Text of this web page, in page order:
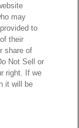
Reserved.
may
to
their
share of
Not Sell or
right. If we
it will be